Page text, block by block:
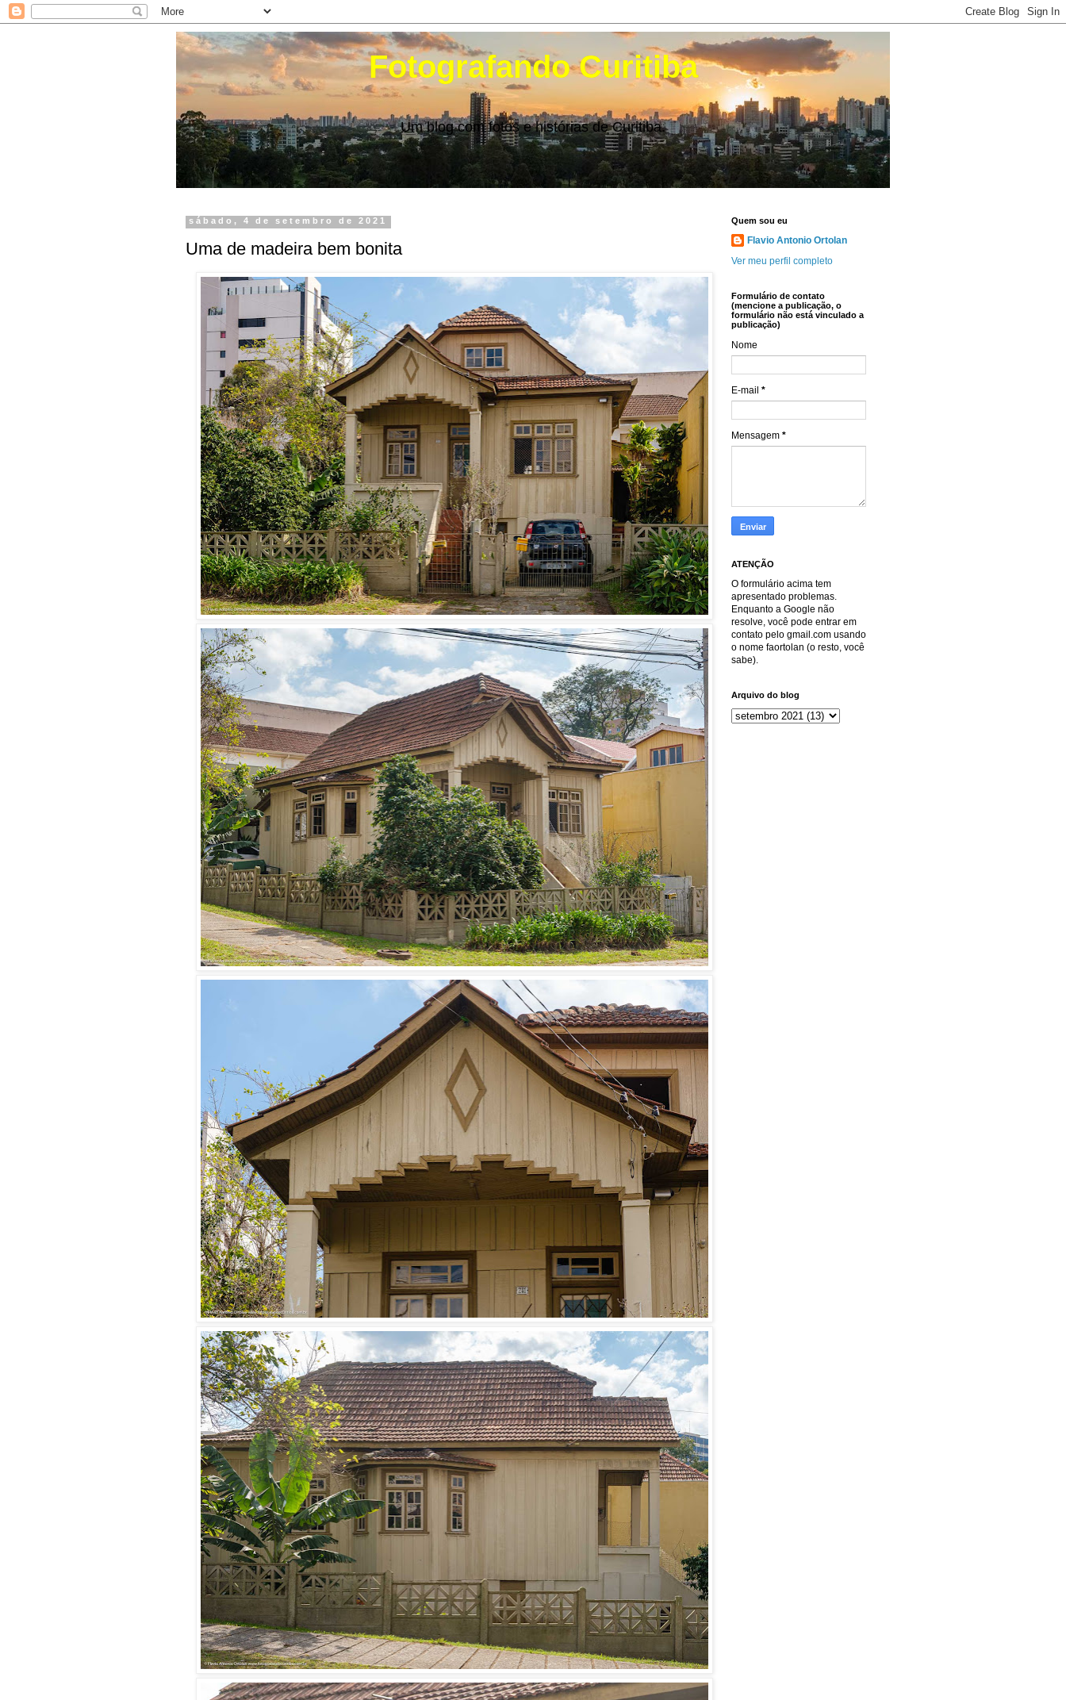
Fotografando Curitiba
Um blog com fotos e histórias de Curitiba.
sábado, 4 de setembro de 2021
Uma de madeira bem bonita
Quem sou eu
Flavio Antonio Ortolan
Ver meu perfil completo
Formulário de contato
(mencione a publicação, o
formulário não está vinculado a
publicação)
Nome
E-mail *
Mensagem *
ATENÇÃO
O formulário acima tem
apresentado problemas.
Enquanto a Google não
resolve, você pode entrar em
contato pelo gmail.com usando
o nome faortolan (o resto, você
sabe).
Arquivo do blog